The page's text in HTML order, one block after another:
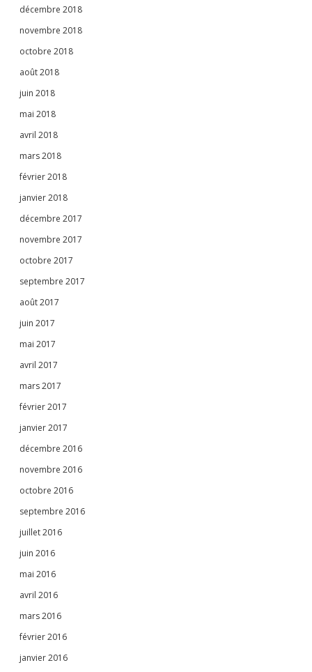
décembre 2018
novembre 2018
octobre 2018
août 2018
juin 2018
mai 2018
avril 2018
mars 2018
février 2018
janvier 2018
décembre 2017
novembre 2017
octobre 2017
septembre 2017
août 2017
juin 2017
mai 2017
avril 2017
mars 2017
février 2017
janvier 2017
décembre 2016
novembre 2016
octobre 2016
septembre 2016
juillet 2016
juin 2016
mai 2016
avril 2016
mars 2016
février 2016
janvier 2016